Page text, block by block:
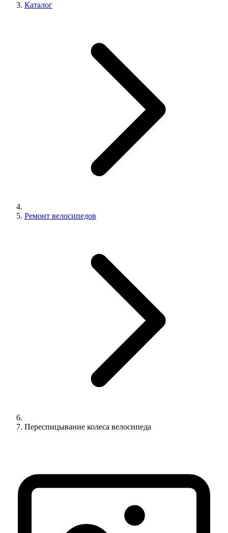
Каталог
Ремонт велосипедов
Переспицывание колеса велосипеда